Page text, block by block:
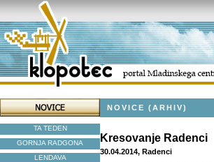
TA TEDEN
GORNJA RADGONA
LENDAVA
NOVICE (ARHIV)
Kresovanje Radenci
30.04.2014, Radenci